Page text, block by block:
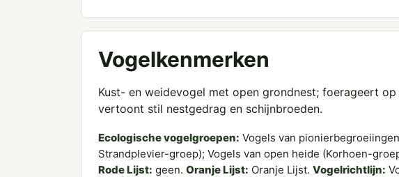
Vogelkenmerken
Kust- en weidevogel met open grondnest; foerageert
vertoont stil nestgedrag en schijnbroeden.
Ecologische vogelgroepen: Vogels van
Strandplevier-groep); Vogels van open heide (Korhoen-
Rode Lijst: geen. Oranje Lijst: Oranje Lijst. Vogelrichtlijn: